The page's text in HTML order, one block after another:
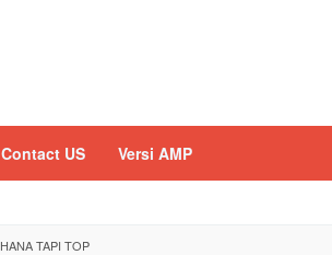
Contact US Versi AMP
TAPI TOP